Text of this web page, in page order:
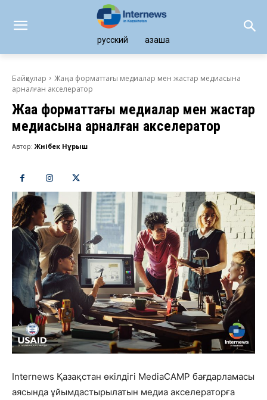
русский қазақша
Байқаулар
Жаңа форматтағы медиалар мен жастар медиасына
арналған акселератор
Жаңа форматтағы медиалар мен жастар
медиасына арналған акселератор
Автор: Жәнібек Нұрыш
Internews Қазақстан өкілдігі MediaCAMP бағдарламасы
аясында ұйымдастырылатын медиа акселераторға